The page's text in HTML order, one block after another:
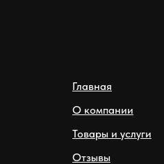
Главная
О компании
Товары и услуги
Отзывы